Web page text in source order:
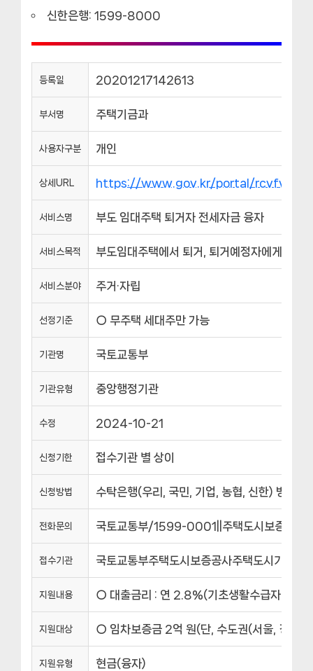
신한은행: 1599-8000
등록일 20201217142613
부서명 주택기금과
사용자구분 개인
상세URL https://www.gov.kr/portal/
서비스명 부도 임대주택 퇴거자 전세자금 융자
서비스목적 부도임대주택에서 퇴거, 퇴거예정자에게 5천
서비스분야 주거·자립
선정기준 ○ 무주택 세대주만 가능
기관명 국토교통부
기관유형 중앙행정기관
수정 2024-10-21
신청기한 접수기관 별 상이
신청방법 수탁은행(우리, 국민, 기업, 농협, 신한) 방문 신
전화문의 국토교통부/1599-0001||주택도시보증
접수기관 국토교통부주택도시보증공사주택도시기금 수
지원내용 ○ 대출금리 : 연 2.8%(기초생활수급자 및 독
지원대상 ○ 임차보증금 2억 원(단, 수도권(서울, 경기,
지원유형 현금(융자)